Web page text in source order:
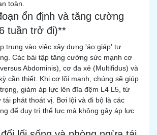
toàn.
ổn định và tăng cường
tuần trở đi)**
trung vào việc xây dựng 'áo giáp' tự
Các bài tập tăng cường sức mạnh cơ
Abdominis), cơ đa xẻ (Multifidus) và
cần thiết. Khi cơ lõi mạnh, chúng sẽ giúp
giảm áp lực lên đĩa đệm L4 L5, từ
tái phát thoát vị. Bơi lội và đi bộ là các
để duy trì thể lực mà không gây áp lực